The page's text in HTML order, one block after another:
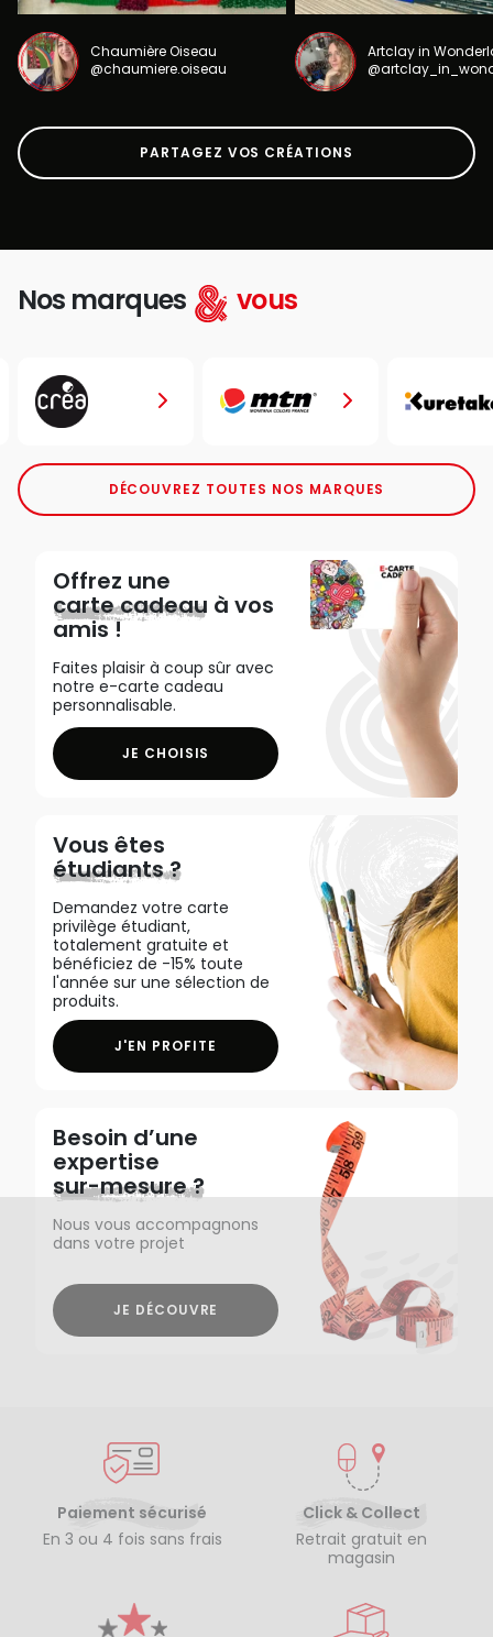
Chaumière Oiseau
@chaumiere.oiseau
Artclay in
PARTAGEZ VOS CRÉATIONS
Nos marques vous
DÉCOUVREZ TOUTES NOS MARQUES
Offrez une
carte cadeau à vos
amis !
Faites plaisir à coup sûr avec
notre e-carte cadeau
personnalisable.
JE CHOISIS
Vous êtes
étudiants ?
Demandez votre carte
privilège étudiant,
totalement gratuite et
bénéficiez de -15% toute
l'année sur une sélection de
produits.
J'EN PROFITE
Besoin d’une
expertise
sur-mesure ?
Nous vous accompagnons
dans votre projet
JE DÉCOUVRE
Paiement sécurisé
En 3 ou 4 fois sans frais
Click & Collect
Retrait gratuit en
magasin